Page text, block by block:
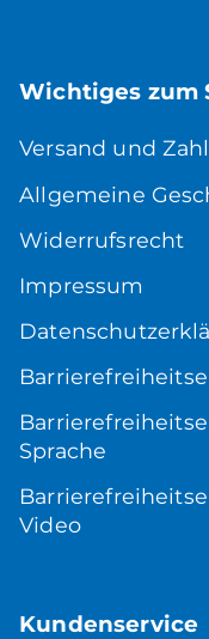
Wichtiges zum
Versand und
Allgemeine
Widerrufsrecht
Impressum
Sprache
Video
Kundenservice